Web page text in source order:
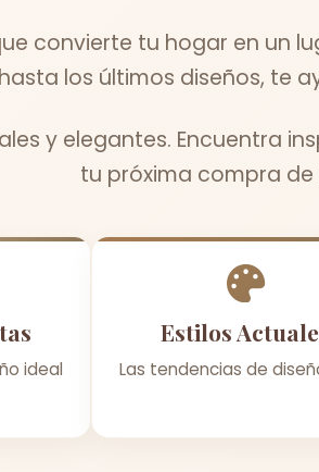
convierte tu hogar en un
los últimos diseños, te
y elegantes. Encuentra
tu próxima compra de
ideal
Estilos
Las tendencias de